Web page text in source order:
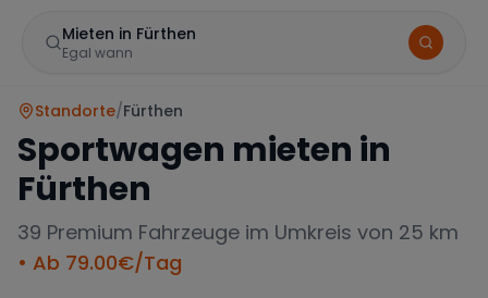
Mieten in Fürthen
Egal wann
Standorte/Fürthen
Sportwagen mieten in
Fürthen
39 Premium Fahrzeuge im Umkreis von 25 km
• Ab 79.00€/Tag